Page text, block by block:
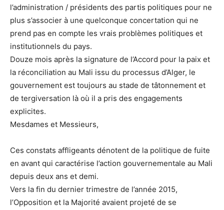
l’administration / présidents des partis politiques pour ne
plus s’associer à une quelconque concertation qui ne
prend pas en compte les vrais problèmes politiques et
institutionnels du pays.
Douze mois après la signature de l’Accord pour la paix et
la réconciliation au Mali issu du processus d’Alger, le
gouvernement est toujours au stade de tâtonnement et
de tergiversation là où il a pris des engagements
explicites.
Mesdames et Messieurs,
Ces constats affligeants dénotent de la politique de fuite
en avant qui caractérise l’action gouvernementale au Mali
depuis deux ans et demi.
Vers la fin du dernier trimestre de l’année 2015,
l’Opposition et la Majorité avaient projeté de se